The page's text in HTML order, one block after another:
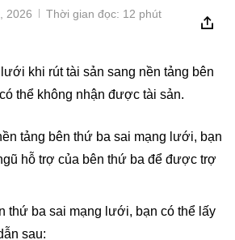
2026
Thời gian đọc: 12 phút
khi rút tài sản sang nền tảng bên
thể không nhận được tài sản.
tảng bên thứ ba sai mạng lưới, bạn
hỗ trợ của bên thứ ba để được trợ
thứ ba sai mạng lưới, bạn có thể lấy
sau: